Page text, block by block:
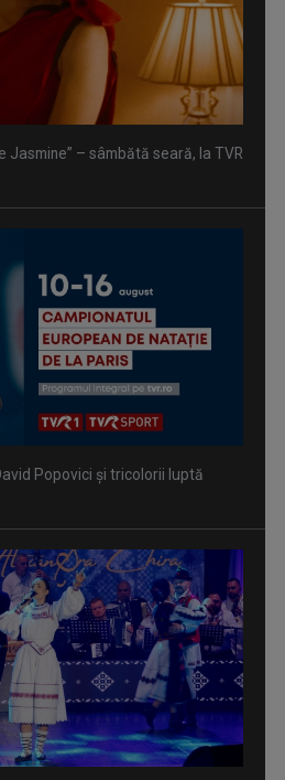
Jasmine” – sâmbătă seară, la TVR
Popovici și tricolorii luptă